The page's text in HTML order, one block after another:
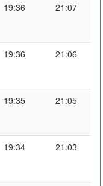
19:36 21:07
19:36 21:06
19:35 21:05
19:34 21:03